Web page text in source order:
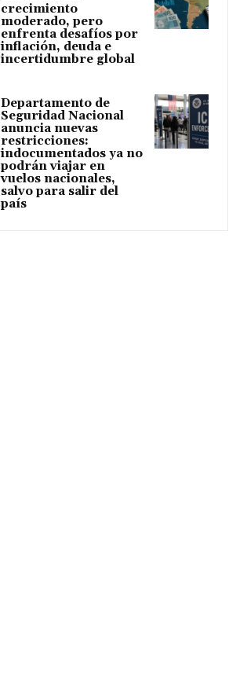
crecimiento
moderado, pero
enfrenta desafíos por
inflación, deuda e
incertidumbre global
Departamento de
Seguridad Nacional
anuncia nuevas
restricciones:
indocumentados ya no
podrán viajar en
vuelos nacionales,
salvo para salir del
país